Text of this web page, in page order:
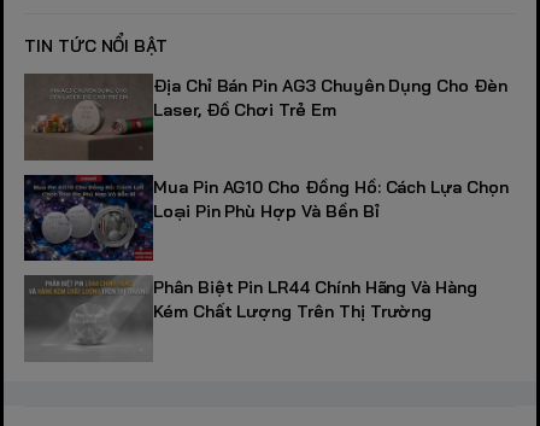
TIN TỨC NỔI BẬT
Địa Chỉ Bán Pin AG3 Chuyên Dụng Cho Đèn
Laser, Đồ Chơi Trẻ Em
Mua Pin AG10 Cho Đồng Hồ: Cách Lựa Chọn
Loại Pin Phù Hợp Và Bền Bỉ
Phân Biệt Pin LR44 Chính Hãng Và Hàng
Kém Chất Lượng Trên Thị Trường